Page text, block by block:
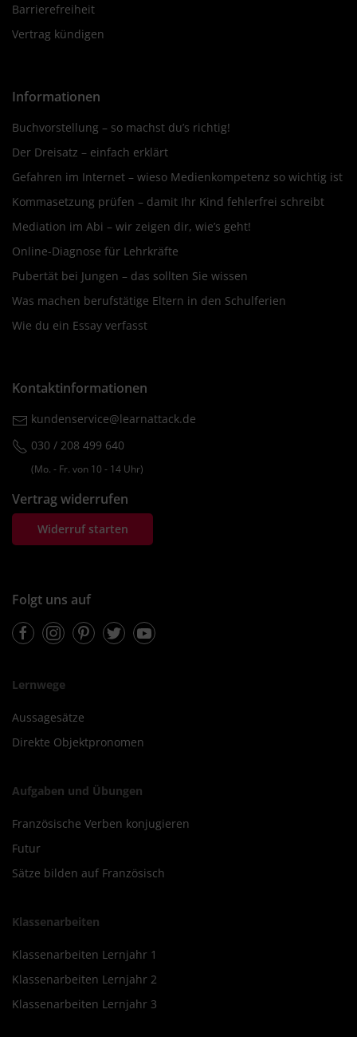
Barrierefreiheit
Vertrag kündigen
Informationen
Buchvorstellung – so machst du’s richtig!
Der Dreisatz – einfach erklärt
Gefahren im Internet – wieso Medienkompetenz so wichtig ist
Kommasetzung prüfen – damit Ihr Kind fehlerfrei schreibt
Mediation im Abi – wir zeigen dir, wie’s geht!
Online-Diagnose für Lehrkräfte
Pubertät bei Jungen – das sollten Sie wissen
Was machen berufstätige Eltern in den Schulferien
Wie du ein Essay verfasst
Kontaktinformationen
kundenservice@learnattack.de
030 / 208 499 640
(Mo. ‐ Fr. von 10 ‐ 14 Uhr)
Vertrag widerrufen
Widerruf starten
Folgt uns auf
FacebookInstagramPinterestTwitterYoutube
Lernwege
Aussagesätze
Direkte Objektpronomen
Aufgaben und Übungen
Französische Verben konjugieren
Futur
Sätze bilden auf Französisch
Klassenarbeiten
Klassenarbeiten Lernjahr 1
Klassenarbeiten Lernjahr 2
Klassenarbeiten Lernjahr 3